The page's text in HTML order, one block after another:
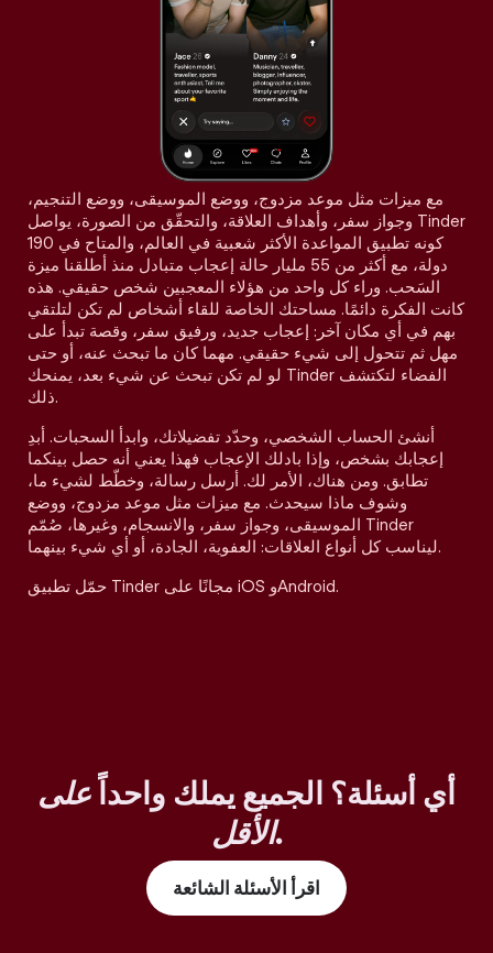
مع ميزات مثل موعد مزدوج، ووضع الموسيقى، ووضع التنجيم،
وجواز سفر، وأهداف العلاقة، والتحقّق من الصورة، يواصل Tinder
كونه تطبيق المواعدة الأكثر شعبية في العالم، والمتاح في 190
دولة، مع أكثر من 55 مليار حالة إعجاب متبادل منذ أطلقنا ميزة
السَحب. وراء كل واحد من هؤلاء المعجبين شخص حقيقي. هذه
كانت الفكرة دائمًا. مساحتك الخاصة للقاء أشخاص لم تكن لتلتقي
بهم في أي مكان آخر: إعجاب جديد، ورفيق سفر، وقصة تبدأ على
مهل ثم تتحول إلى شيء حقيقي. مهما كان ما تبحث عنه، أو حتى
لو لم تكن تبحث عن شيء بعد، يمنحك Tinder الفضاء لتكتشف
ذلك.
أنشئ الحساب الشخصي، وحدّد تفضيلاتك، وابدأ السحبات. أبدِ
إعجابك بشخص، وإذا بادلك الإعجاب فهذا يعني أنه حصل بينكما
تطابق. ومن هناك، الأمر لك. أرسل رسالة، وخطّط لشيء ما،
وشوف ماذا سيحدث. مع ميزات مثل موعد مزدوج، ووضع
الموسيقى، وجواز سفر، والانسجام، وغيرها، صُمّم Tinder
ليناسب كل أنواع العلاقات: العفوية، الجادة، أو أي شيء بينهما.
حمّل تطبيق Tinder مجانًا على iOS وAndroid.
أي أسئلة؟ الجميع يملك واحداً على
الأقل.
اقرأ الأسئلة الشائعة